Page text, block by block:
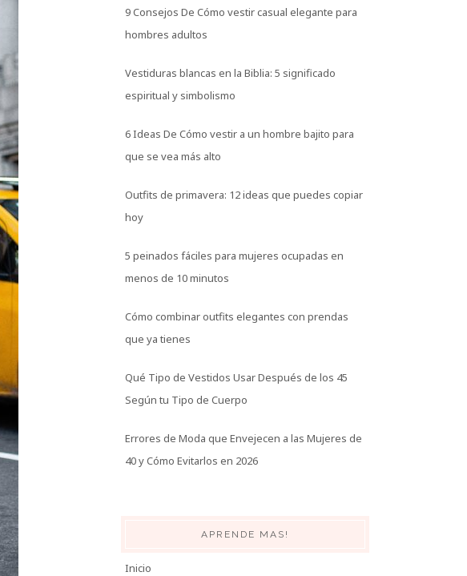
9 Consejos De Cómo vestir casual elegante para
hombres adultos
Vestiduras blancas en la Biblia: 5 significado
espiritual y simbolismo
6 Ideas De Cómo vestir a un hombre bajito para
que se vea más alto
Outfits de primavera: 12 ideas que puedes copiar
hoy
5 peinados fáciles para mujeres ocupadas en
menos de 10 minutos
Cómo combinar outfits elegantes con prendas
que ya tienes
Qué Tipo de Vestidos Usar Después de los 45
Según tu Tipo de Cuerpo
Errores de Moda que Envejecen a las Mujeres de
40 y Cómo Evitarlos en 2026
APRENDE MAS!
Inicio